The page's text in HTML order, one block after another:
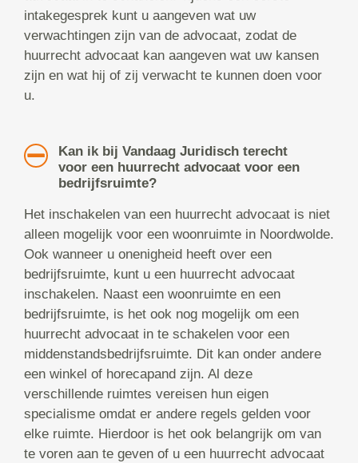
intakegesprek kunt u aangeven wat uw
verwachtingen zijn van de advocaat, zodat de
huurrecht advocaat kan aangeven wat uw kansen
zijn en wat hij of zij verwacht te kunnen doen voor
u.
Kan ik bij Vandaag Juridisch terecht
voor een huurrecht advocaat voor een
bedrijfsruimte?
Het inschakelen van een huurrecht advocaat is niet
alleen mogelijk voor een woonruimte in Noordwolde.
Ook wanneer u onenigheid heeft over een
bedrijfsruimte, kunt u een huurrecht advocaat
inschakelen. Naast een woonruimte en een
bedrijfsruimte, is het ook nog mogelijk om een
huurrecht advocaat in te schakelen voor een
middenstandsbedrijfsruimte. Dit kan onder andere
een winkel of horecapand zijn. Al deze
verschillende ruimtes vereisen hun eigen
specialisme omdat er andere regels gelden voor
elke ruimte. Hierdoor is het ook belangrijk om van
te voren aan te geven of u een huurrecht advocaat